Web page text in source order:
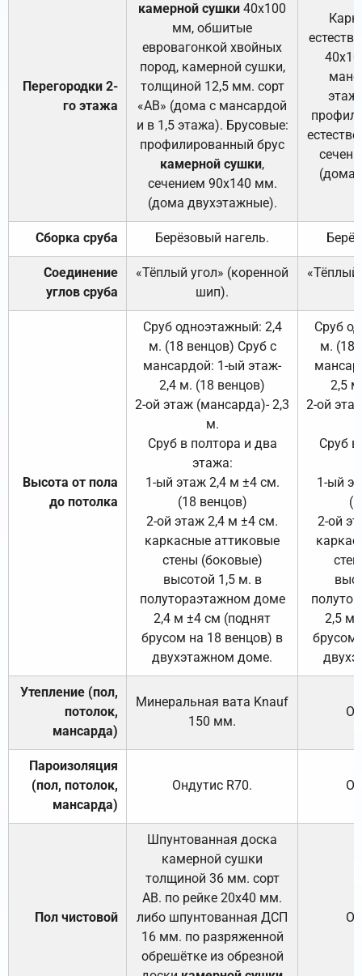
Перегородки 2-
го этажа
камерной сушки 40х100
мм, обшитые
евровагонкой хвойных
пород, камерной сушки,
толщиной 12,5 мм. сорт
«АВ» (дома с мансардой
и в 1,5 этажа). Брусовые:
профилированный брус
камерной сушки,
сечением 90х140 мм.
(дома двухэтажные).
(дома
Сборка сруба Берёзовый нагель.
Соединение
углов сруба
«Тёплый угол» (коренной
шип).
«Тёплый
Высота от пола
до потолка
Сруб одноэтажный: 2,4
м. (18 венцов) Сруб с
мансардой: 1-ый этаж-
2,4 м. (18 венцов)
2-ой этаж (мансарда)- 2,3
м.
Сруб в полтора и два
этажа:
1-ый этаж 2,4 м ±4 см.
(18 венцов)
2-ой этаж 2,4 м ±4 см.
каркасные аттиковые
стены (боковые)
высотой 1,5 м. в
полутораэтажном доме
2,4 м ±4 см (поднят
брусом на 18 венцов) в
двухэтажном доме.
Сруб
м. (18
2,5
2-ой
Сруб
1-ый
2-ой
2,5 м
брусом
Утепление (пол,
потолок,
мансарда)
Минеральная вата Knauf
150 мм.
Пароизоляция
(пол, потолок,
мансарда)
Ондутис R70.
Пол чистовой
Шпунтованная доска
камерной сушки
толщиной 36 мм. сорт
АВ. по рейке 20х40 мм.
либо шпунтованная ДСП
16 мм. по разряженной
обрешётке из обрезной